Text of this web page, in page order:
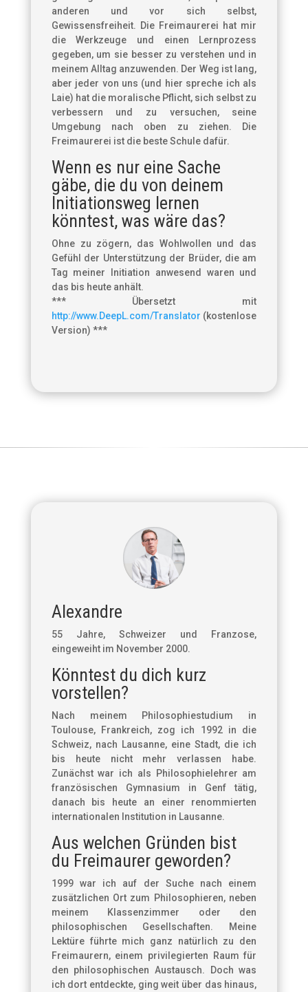
anderen und vor sich selbst,
Gewissensfreiheit. Die Freimaurerei hat mir
die Werkzeuge und einen Lernprozess
gegeben, um sie besser zu verstehen und in
meinem Alltag anzuwenden. Der Weg ist lang,
aber jeder von uns (und hier spreche ich als
Laie) hat die moralische Pflicht, sich selbst zu
verbessern und zu versuchen, seine
Umgebung nach oben zu ziehen. Die
Freimaurerei ist die beste Schule dafür.
Wenn es nur eine Sache
gäbe, die du von deinem
Initiationsweg lernen
könntest, was wäre das?
Ohne zu zögern, das Wohlwollen und das
Gefühl der Unterstützung der Brüder, die am
Tag meiner Initiation anwesend waren und
das bis heute anhält.
*** Übersetzt mit
http://www.DeepL.com/Translator (kostenlose
Version) ***
Alexandre
55 Jahre, Schweizer und Franzose,
eingeweiht im November 2000.
Könntest du dich kurz
vorstellen?
Nach meinem Philosophiestudium in
Toulouse, Frankreich, zog ich 1992 in die
Schweiz, nach Lausanne, eine Stadt, die ich
bis heute nicht mehr verlassen habe.
Zunächst war ich als Philosophielehrer am
französischen Gymnasium in Genf tätig,
danach bis heute an einer renommierten
internationalen Institution in Lausanne.
Aus welchen Gründen bist
du Freimaurer geworden?
1999 war ich auf der Suche nach einem
zusätzlichen Ort zum Philosophieren, neben
meinem Klassenzimmer oder den
philosophischen Gesellschaften. Meine
Lektüre führte mich ganz natürlich zu den
Freimaurern, einem privilegierten Raum für
den philosophischen Austausch. Doch was
ich dort entdeckte, ging weit über das hinaus,